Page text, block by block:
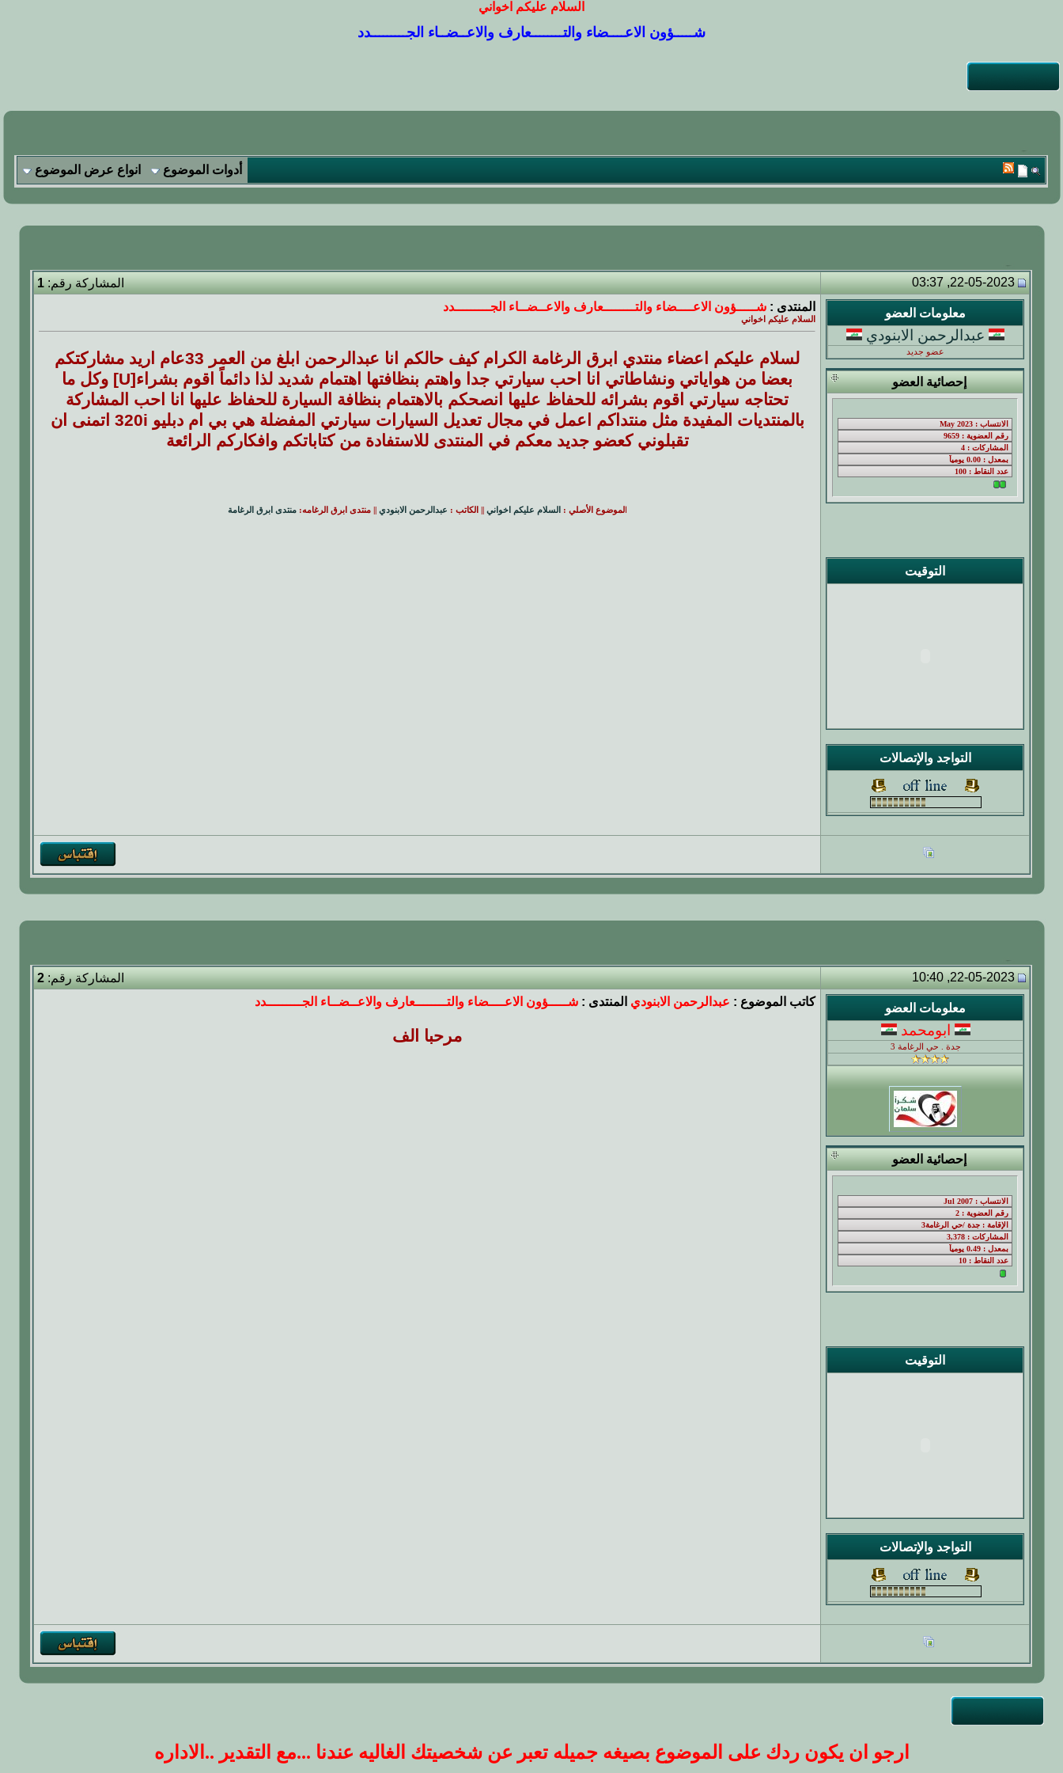
السلام عليكم اخواني
شـــــؤون الاعــــضاء والتــــــــعارف والاعــضــاء الجـــــــــدد
أدوات الموضوع انواع عرض الموضوع
22-05-2023, 03:37 المشاركة رقم:1
معلومات العضو
عبدالرحمن الابنودي
عضو جديد
إحصائية العضو
التوقيت
التواجد والإتصالات
المنتدى : شـــــؤون الاعــــضاء والتــــــــعارف والاعــضــاء الجـــــــــدد
السلام عليكم اخواني
لسلام عليكم اعضاء منتدي ابرق الرغامة الكرام كيف حالكم انا عبدالرحمن ابلغ من العمر 33عام اريد مشاركتكم
بعضا من هواياتي ونشاطاتي انا احب سيارتي جدا واهتم بنظافتها اهتمام شديد لذا دائماً اقوم بشراء[U] وكل ما
تحتاجه سيارتي اقوم بشرائه للحفاظ عليها انصحكم بالاهتمام بنظافة السيارة للحفاظ عليها انا احب المشاركة
بالمنتديات المفيدة مثل منتداكم اعمل في مجال تعديل السيارات سيارتي المفضلة هي بي ام دبليو 320i اتمنى ان
تقبلوني كعضو جديد معكم في المنتدى للاستفادة من كتاباتكم وافكاركم الرائعة
الموضوع الأصلي : السلام عليكم اخواني || الكاتب : عبدالرحمن الابنودي || منتدى ابرق الرغامه:منتدى ابرق الرغامة
22-05-2023, 10:40 المشاركة رقم:2
معلومات العضو
ابومحمد
جدة . حي الرغامة 3
إحصائية العضو
التوقيت
التواجد والإتصالات
كاتب الموضوع : عبدالرحمن الابنودي المنتدى : شـــــؤون الاعــــضاء والتــــــــعارف والاعــضــاء الجـــــــــدد
مرحبا الف
ارجو ان يكون ردك على الموضوع بصيغه جميله تعبر عن شخصيتك الغاليه عندنا ...مع التقدير ..الاداره